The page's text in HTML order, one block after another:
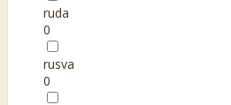
ruda
0
rusva
0